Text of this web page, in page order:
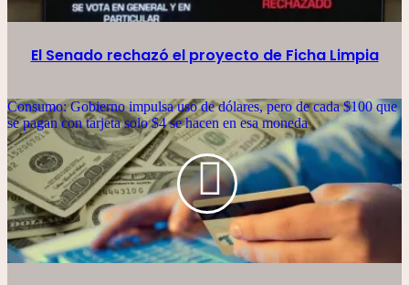
El Senado rechazó el proyecto de Ficha Limpia
Consumo: Gobierno impulsa uso de dólares, pero de cada $100 que
se pagan con tarjeta solo $4 se hacen en esa moneda